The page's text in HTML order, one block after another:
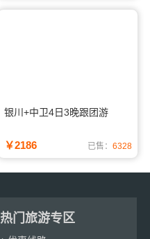
银川+中卫4日3晚跟团游
￥2186 已售：6328
热门旅游专区